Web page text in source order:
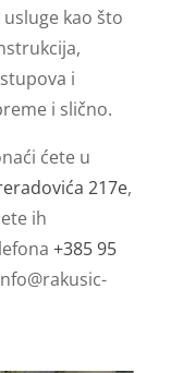
kao što
i
i slično.
ćete u
217e,
ih
+385 95